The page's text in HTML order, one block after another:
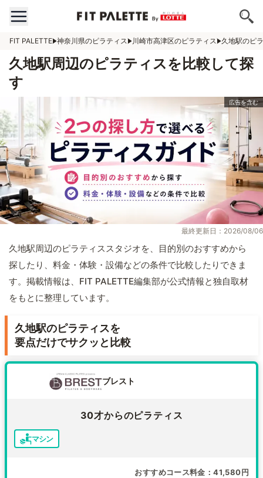
FIT PALETTE 神奈川県のピラティス 川崎市高津区のピラティス 久地駅のピ
久地駅周辺のピラティスを比較して探
す
最終更新日：2026/08/06
久地駅周辺のピラティススタジオを、目的別のおすすめから
探したり、料金・体験・設備などの条件で比較したりできま
す。掲載情報は、FIT PALETTE編集部が公式情報と独自取材
をもとに整理しています。
久地駅のピラティスを
要点だけでサクッと比較
ブレスト
30才からのピラティス
マシン
おすすめコース料金 41,580円